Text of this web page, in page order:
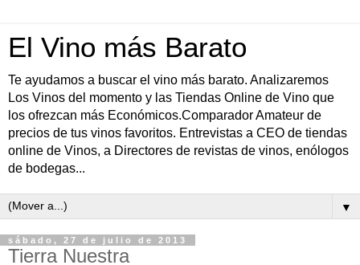
El Vino más Barato
Te ayudamos a buscar el vino más barato. Analizaremos
Los Vinos del momento y las Tiendas Online de Vino que
los ofrezcan más Económicos.Comparador Amateur de
precios de tus vinos favoritos. Entrevistas a CEO de tiendas
online de Vinos, a Directores de revistas de vinos, enólogos
de bodegas...
▼
sábado, 27 de julio de 2013
Tierra Nuestra